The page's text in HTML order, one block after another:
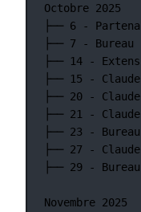
Octobre 2025
├── 6 -
├── 7 - Bureau
├── 14 -
├── 15 -
├── 20 -
├── 21 -
├── 23 -
├── 27 -
├── 29 -
Novembre 2025